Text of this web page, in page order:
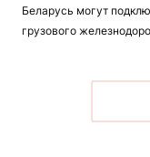
Беларусь могут
грузового